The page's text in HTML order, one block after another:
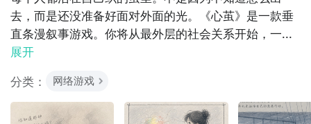
去，而是还没准备好面对外面的光。《心茧》是一款垂
直条漫叙事游戏。你将从最外层的社会关系开始，一...
展开
分类：
网络游戏